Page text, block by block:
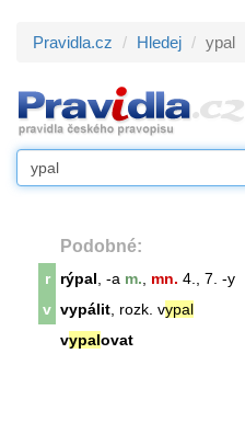
Pravidla.cz Hledej ypal
Podobné:
r rýpal , -a m. mn. 4., 7. -y
v vypálit , rozk. vypal
vypalovat